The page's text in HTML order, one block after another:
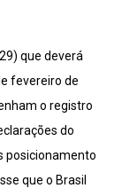
que deverá
fevereiro de
o registro
do
posicionamento
que o Brasil